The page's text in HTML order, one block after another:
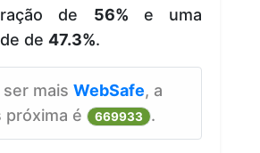
de 56% e uma
de 47.3%.
ser mais WebSafe, a
próxima é
669933 .